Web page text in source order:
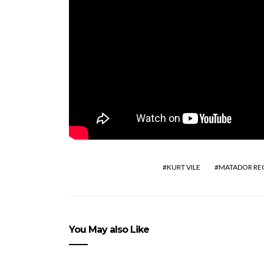
KURT VILE MATADOR
You May also Like